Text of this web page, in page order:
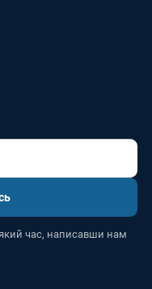
час, написавши нам